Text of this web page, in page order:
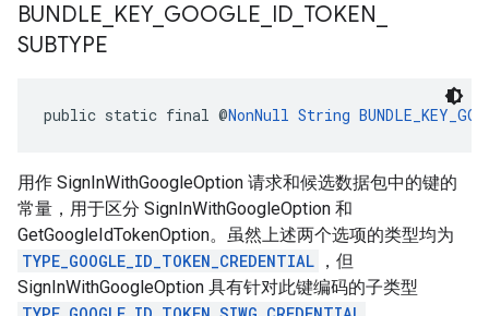
BUNDLE KEY_ GOOGLE ID TOKEN
SUBTYPE
public static final @NonNull String
用作 SignInWithGoogleOption 请求和候选数据包中的键的
常量，用于区分 SignInWithGoogleOption 和
GetGoogleIdTokenOption。虽然上述两个选项的类型均为
TYPE_GOOGLE_ID_TOKEN_CREDENTIAL ，但
SignInWithGoogleOption 具有针对此键编码的子类型